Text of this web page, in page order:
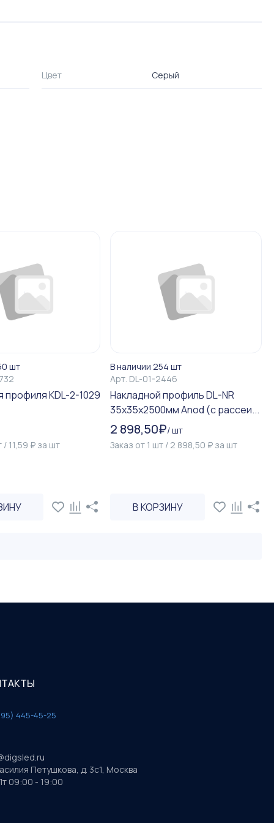
Цвет Серый
шт
профиля KDL-2-1029
/ 11,59 ₽ за шт
В наличии 254 шт
Арт. DL-01-2446
Накладной профиль DL-NR
35х35х2500мм Anod (с рассеи...
2 898,50₽/шт
Заказ от 1 шт / 2 898,50 ₽ за шт
В КОРЗИНУ
445-45-25
Петушкова, д. 3с1, Москва
09:00 - 19:00